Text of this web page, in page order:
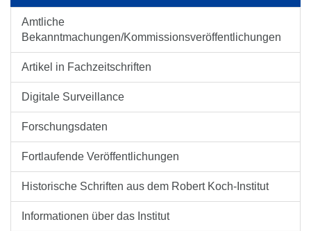
Amtliche
Bekanntmachungen/Kommissionsveröffentlichungen
Artikel in Fachzeitschriften
Digitale Surveillance
Forschungsdaten
Fortlaufende Veröffentlichungen
Historische Schriften aus dem Robert Koch-Institut
Informationen über das Institut